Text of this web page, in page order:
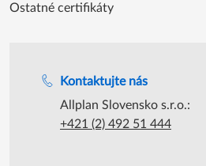
Kontaktujte nás
Allplan Slovensko s.r.o.:
+421 (2) 492 51 444
Ostatné certifikáty